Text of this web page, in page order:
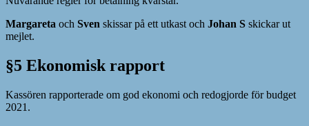
Margareta och Sven skissar på ett utkast och Johan S skickar ut
mejlet.
§5 Ekonomisk rapport
Kassören rapporterade om god ekonomi och redogjorde för budget
2021.